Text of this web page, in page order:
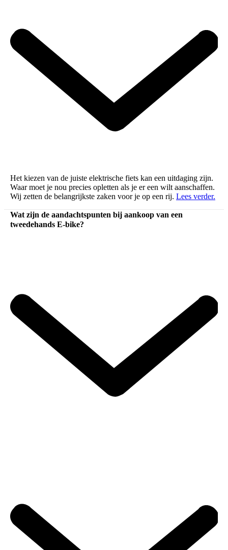
Bekijk de video
Bekijk de video
Bekijk de video
Bekijk de video
Bekijk de video
Welke E-mtb past bij jou?
Bekijk de video
Bekijk de video
Van Raam elektrische driewieler
Bekijk de video
Het kiezen van de juiste elektrische fiets kan een uitdaging zijn.
Waar moet je nou precies opletten als je er een wilt aanschaffen.
Wij zetten de belangrijkste zaken voor je op een rij. Lees verder.
Wat zijn de aandachtspunten bij aankoop van een
tweedehands E-bike?